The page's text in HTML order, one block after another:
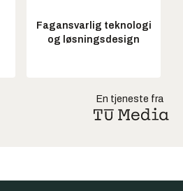
Fagansvarlig teknologi
og løsningsdesign
En tjeneste fra